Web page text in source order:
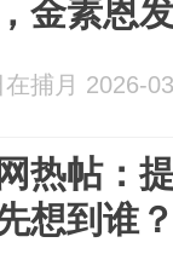
金素恩
在捕月 2026-
热帖：
想到谁